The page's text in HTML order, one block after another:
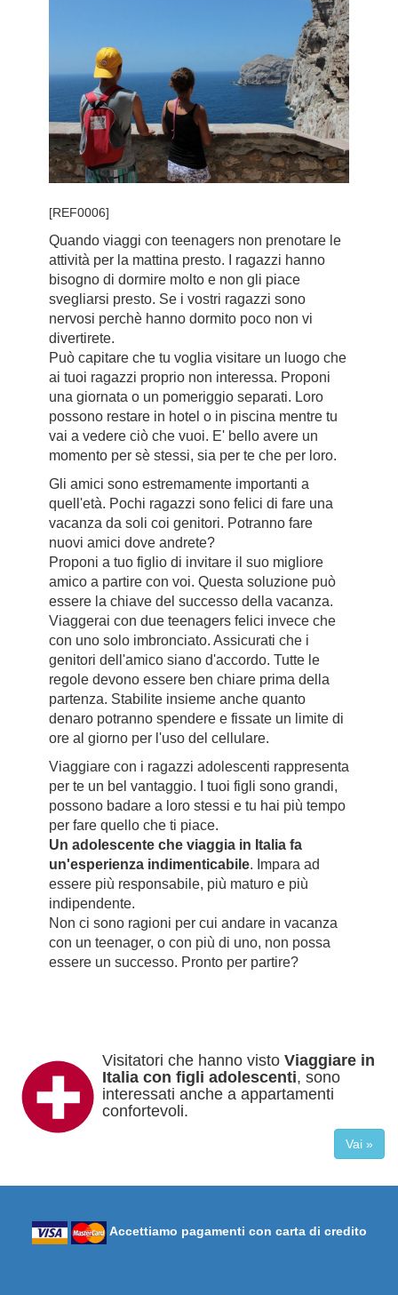
[REF0006]
Quando viaggi con teenagers non prenotare le
attività per la mattina presto. I ragazzi hanno
bisogno di dormire molto e non gli piace
svegliarsi presto. Se i vostri ragazzi sono
nervosi perchè hanno dormito poco non vi
divertirete.
Può capitare che tu voglia visitare un luogo che
ai tuoi ragazzi proprio non interessa. Proponi
una giornata o un pomeriggio separati. Loro
possono restare in hotel o in piscina mentre tu
vai a vedere ciò che vuoi. E' bello avere un
momento per sè stessi, sia per te che per loro.
Gli amici sono estremamente importanti a
quell'età. Pochi ragazzi sono felici di fare una
vacanza da soli coi genitori. Potranno fare
nuovi amici dove andrete?
Proponi a tuo figlio di invitare il suo migliore
amico a partire con voi. Questa soluzione può
essere la chiave del successo della vacanza.
Viaggerai con due teenagers felici invece che
con uno solo imbronciato. Assicurati che i
genitori dell'amico siano d'accordo. Tutte le
regole devono essere ben chiare prima della
partenza. Stabilite insieme anche quanto
denaro potranno spendere e fissate un limite di
ore al giorno per l'uso del cellulare.
Viaggiare con i ragazzi adolescenti rappresenta
per te un bel vantaggio. I tuoi figli sono grandi,
possono badare a loro stessi e tu hai più tempo
per fare quello che ti piace.
Un adolescente che viaggia in Italia fa
un'esperienza indimenticabile. Impara ad
essere più responsabile, più maturo e più
indipendente.
Non ci sono ragioni per cui andare in vacanza
con un teenager, o con più di uno, non possa
essere un successo. Pronto per partire?
Visitatori che hanno visto Viaggiare in
Italia con figli adolescenti, sono
interessati anche a appartamenti
confortevoli.
Vai »
Accettiamo pagamenti con carta di credito